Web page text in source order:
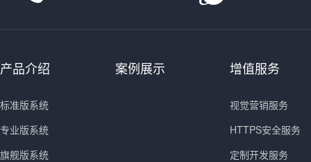
产品介绍
标准版系统
专业版系统
旗舰版系统
案例展示 增值服务
视觉营销服务
HTTPS安全服务
定制开发服务